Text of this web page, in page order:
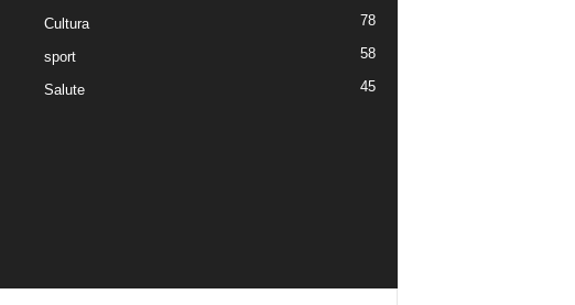
Cultura 78
sport 58
Salute 45